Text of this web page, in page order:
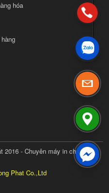
hóa
2016 - Chuyên máy in chuyển
Phat Co.,Ltd